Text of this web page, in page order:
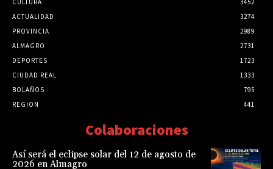
CULTURA
3452
ACTUALIDAD
3274
PROVINCIA
2989
ALMAGRO
2731
DEPORTES
1723
CIUDAD REAL
1333
BOLAÑOS
795
REGION
441
Colaboraciones
Así será el eclipse solar del 12 de agosto de
2026 en Almagro